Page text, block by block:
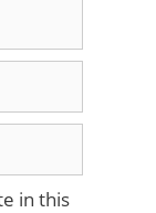
in this